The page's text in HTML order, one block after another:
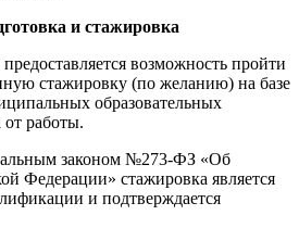
и стажировка
возможность пройти
стажировку (по желанию) на базе
образовательных
работы.
законом №273-ФЗ «Об
Федерации» стажировка является
и подтверждается